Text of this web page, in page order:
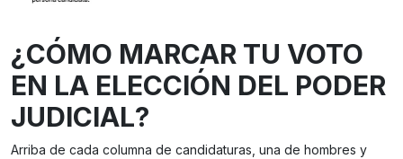
¿CÓMO MARCAR TU VOTO
EN LA ELECCIÓN DEL PODER
JUDICIAL?
Arriba de cada columna de candidaturas, una de hombres y